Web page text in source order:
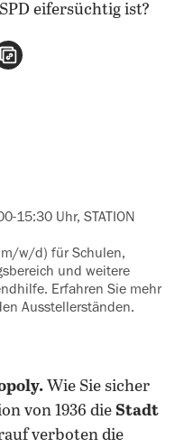
eifersüchtig ist?
teilen
E-Mail teilen
15:30 Uhr, STATION
w/d) für Schulen,
und weitere
Erfahren Sie mehr
Ausstellerständen.
Wie Sie sicher
von 1936 die Stadt
verboten die